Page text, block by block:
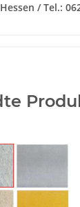
/ Tel.: